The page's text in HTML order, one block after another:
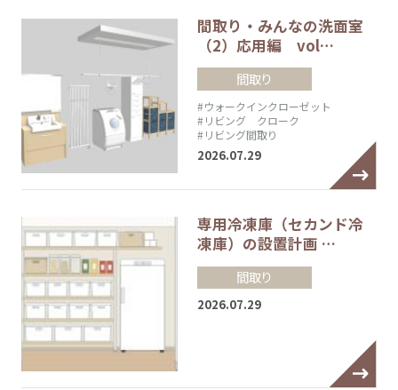
間取り・みんなの洗面室
（2）応用編 vol…
間取り
#ウォークインクローゼット
#リビング クローク
#リビング間取り
2026.07.29
専用冷凍庫（セカンド冷
凍庫）の設置計画 …
間取り
2026.07.29